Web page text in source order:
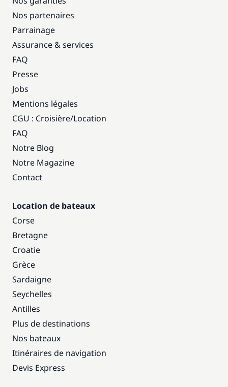
Nos partenaires
Parrainage
Assurance & services
FAQ
Presse
Jobs
Mentions légales
CGU : Croisière/Location
FAQ
Notre Blog
Notre Magazine
Contact
Location de bateaux
Corse
Bretagne
Croatie
Grèce
Sardaigne
Seychelles
Antilles
Plus de destinations
Nos bateaux
Itinéraires de navigation
Devis Express